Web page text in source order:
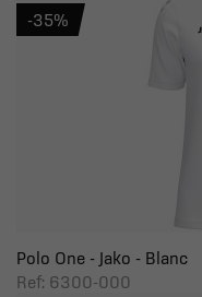
Polo One - Jako - Blanc
Ref: 6300-000
-35%